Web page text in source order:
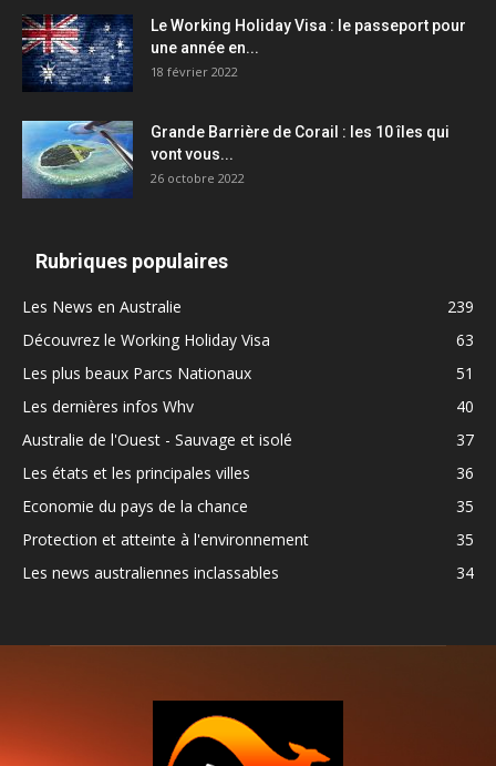
Le Working Holiday Visa : le passeport pour
une année en...
18 février 2022
Grande Barrière de Corail : les 10 îles qui
vont vous...
26 octobre 2022
Rubriques populaires
Les News en Australie
239
Découvrez le Working Holiday Visa
63
Les plus beaux Parcs Nationaux
51
Les dernières infos Whv
40
Australie de l'Ouest - Sauvage et isolé
37
Les états et les principales villes
36
Economie du pays de la chance
35
Protection et atteinte à l'environnement
35
Les news australiennes inclassables
34